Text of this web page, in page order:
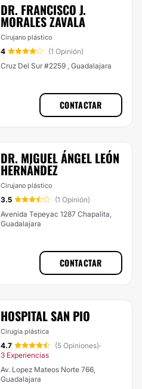
DR. FRANCISCO J.
MORALES ZAVALA
Cirujano plástico
4
(1 Opinión)
Cruz Del Sur #2259 , Guadalajara
CONTACTAR
DR. MIGUEL ÁNGEL LEÓN
HERNÁNDEZ
Cirujano plástico
3.5
(1 Opinión)
Avenida Tepeyac 1287 Chapalita,
Guadalajara
CONTACTAR
HOSPITAL SAN PIO
Cirugía plástica
4.7 (5 Opiniones)·
3 Experiencias
Av. Lopez Mateos Norte 766,
Guadalajara